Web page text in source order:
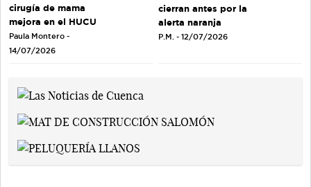
cirugía de mama
mejora en el HUCU
Paula Montero -
14/07/2026
cierran antes por la
alerta naranja
P.M. - 12/07/2026